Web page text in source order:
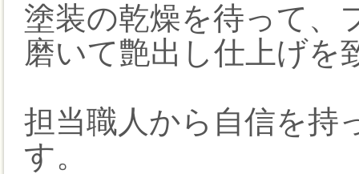
塗装の乾燥を待って、
磨いて艶出し仕上げを
担当職人から自信を持
す。